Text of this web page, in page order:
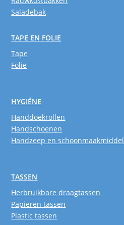
Saladebak
TAPE EN FOLIE
Tape
Folie
HYGIËNE
Handdoekrollen
Handschoenen
Handzeep en schoonmaakmiddel
TASSEN
Herbruikbare draagtassen
Papieren tassen
Plastic tassen